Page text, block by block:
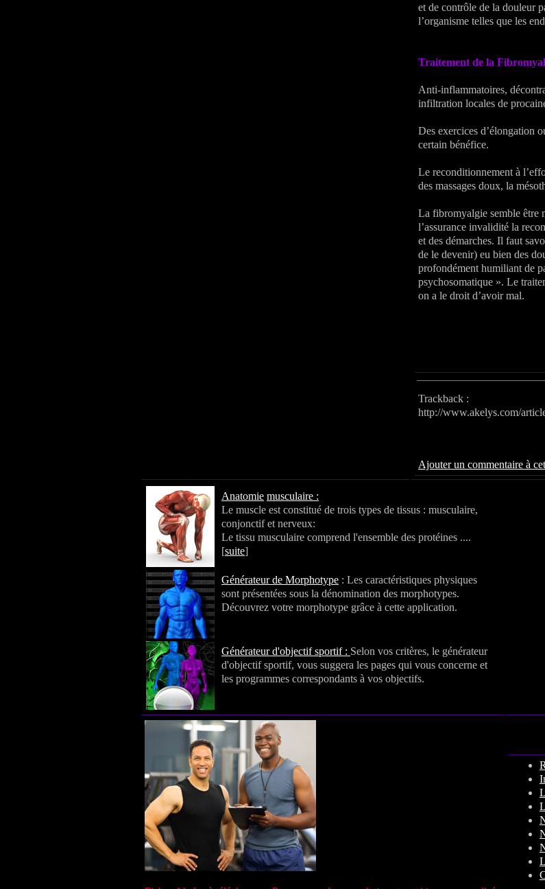
et de contrôle de la douleur
l’organisme telles que les
Traitement de la
Anti-inflammatoires,
infiltration locales de
Des exercices d’élongation
certain bénéfice.
Le reconditionnement à
des massages doux, la
La fibromyalgie semble être
l’assurance invalidité la
et des démarches. Il faut
de le devenir) eu bien des
profondément humiliant de
psychosomatique ». Le
on a le droit d’avoir mal.
Trackback :
http://www.akelys.com/
Ajouter un commentaire à
Anatomie musculaire :
Le muscle est constitué de trois types de tissus : musculaire,
conjonctif et nerveux:
Le tissu musculaire comprend l'ensemble des protéines ....
[suite]
Générateur de Morphotype : Les caractéristiques physiques
sont présentées sous la dénomination des morphotypes.
Découvrez votre morphotype grâce à cette application.
Générateur d'objectif sportif : Selon vos critères, le générateur
d'objectif sportif, vous suggera les pages qui vous concerne et
les programmes correspondants à vos objectifs.